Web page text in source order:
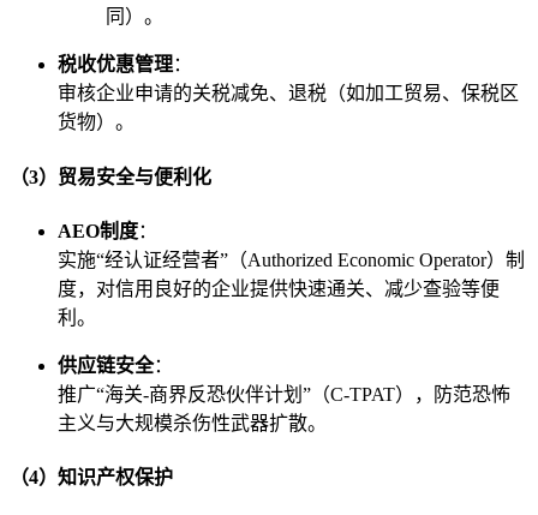
同）。
税收优惠管理：
审核企业申请的关税减免、退税（如加工贸易、保税区
货物）。
（3）贸易安全与便利化
AEO制度：
实施“经认证经营者”（Authorized Economic Operator）制
度，对信用良好的企业提供快速通关、减少查验等便
利。
供应链安全：
推广“海关-商界反恐伙伴计划”（C-TPAT），防范恐怖
主义与大规模杀伤性武器扩散。
（4）知识产权保护